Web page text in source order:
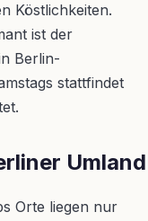
Köstlichkeiten.
ist der
Berlin-
stattfindet
Umland
Orte liegen nur